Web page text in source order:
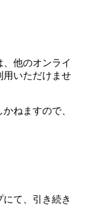
他のオンライ
用いただけませ
ねますので、
て、引き続き